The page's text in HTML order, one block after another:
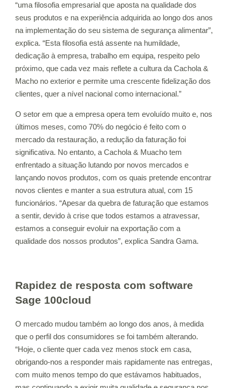
“uma filosofia empresarial que aposta na qualidade dos
seus produtos e na experiência adquirida ao longo dos anos
na implementação do seu sistema de segurança alimentar”,
explica. “Esta filosofia está assente na humildade,
dedicação à empresa, trabalho em equipa, respeito pelo
próximo, que cada vez mais reflete a cultura da Cachola &
Macho no exterior e permite uma crescente fidelização dos
clientes, quer a nível nacional como internacional.”
O setor em que a empresa opera tem evoluído muito e, nos
últimos meses, como 70% do negócio é feito com o
mercado da restauração, a redução da faturação foi
significativa. No entanto, a Cachola & Muacho tem
enfrentado a situação lutando por novos mercados e
lançando novos produtos, com os quais pretende encontrar
novos clientes e manter a sua estrutura atual, com 15
funcionários. “Apesar da quebra de faturação que estamos
a sentir, devido à crise que todos estamos a atravessar,
estamos a conseguir evoluir na exportação com a
qualidade dos nossos produtos”, explica Sandra Gama.
Rapidez de resposta com software
Sage 100cloud
O mercado mudou também ao longo dos anos, à medida
que o perfil dos consumidores se foi também alterando.
“Hoje, o cliente quer cada vez menos stock em casa,
obrigando-nos a responder mais rapidamente nas entregas,
com muito menos tempo do que estávamos habituados,